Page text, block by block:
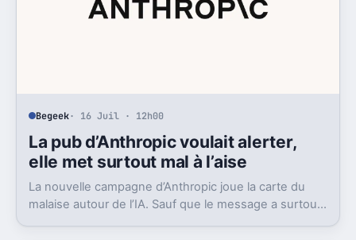
Begeek· 16 Juil · 12h00
La pub d’Anthropic voulait alerter,
elle met surtout mal à l’aise
La nouvelle campagne d’Anthropic joue la carte du
malaise autour de l’IA. Sauf que le message a surtout